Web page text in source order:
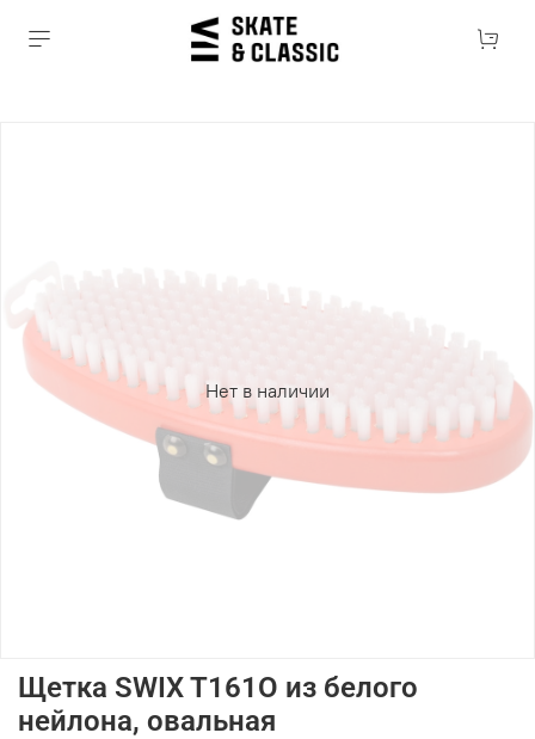
Нет в наличии
Щетка SWIX T161O из белого
нейлона, овальная